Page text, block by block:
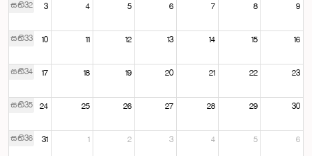
සති32 3 4 5 6 7 8 9
සති33 10 11 12 13 14 15 16
සති34 17 18 19 20 21 22 23
සති35 24 25 26 27 28 29 30
සති36 31 1 2 3 4 5 6